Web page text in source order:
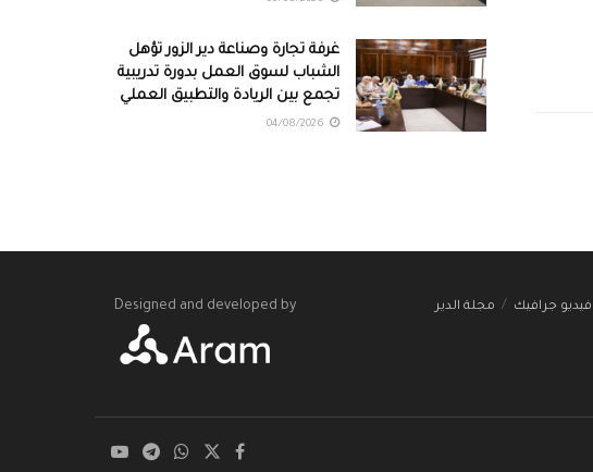
غرفة تجارة وصناعة دير الزور تؤهل
الشباب لسوق العمل بدورة تدريبية
تجمع بين الريادة والتطبيق العملي
فيديو جرافيك مجلة الدير Designed and developed by